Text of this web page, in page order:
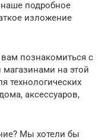
наше подробное
изложение
познакомиться с
на этой
технологических
аксессуаров,
Мы хотели бы